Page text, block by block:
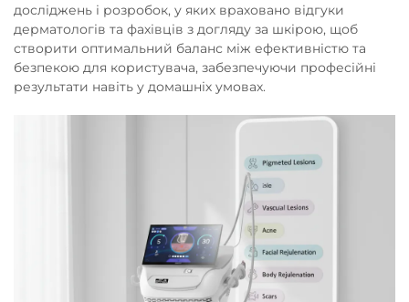
досліджень і розробок, у яких враховано відгуки
дерматологів та фахівців з догляду за шкірою, щоб
створити оптимальний баланс між ефективністю та
безпекою для користувача, забезпечуючи професійні
результати навіть у домашніх умовах.